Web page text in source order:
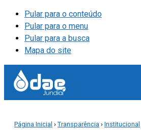
Pular para o conteúdo
Pular para o menu
Pular para a busca
Mapa do site
Página Inicial › Transparência › Institucional